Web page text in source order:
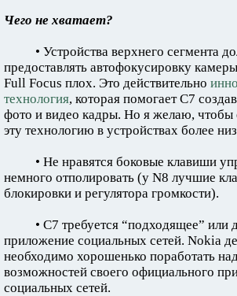
Чего не хватает?
• Устройства верхнего сегмента
предоставлять автофокусировку
Full Focus плох. Это действительно
технология, которая помогает C7
фото и видео кадры. Но я желаю, чтобы
эту технологию в устройствах более
• Не нравятся боковые клавиши
немного отполировать (у N8 лучшие
блокировки и регулятора громкости).
• C7 требуется “подходящее” или
приложение социальных сетей. Nokia
необходимо хорошенько поработать
возможностей своего официального
социальных сетей.